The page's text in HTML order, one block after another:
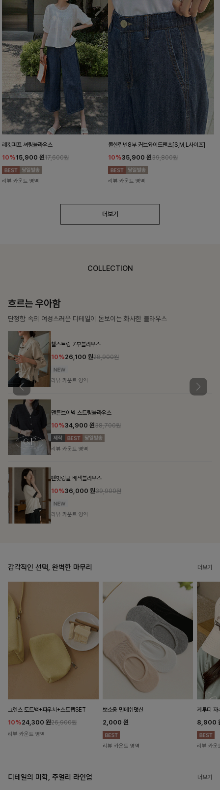
레킷퍼프 셔링블라우스
10%15,900 원17,600원
리뷰 카운트 영역
쿨한린넨8부 커브와이드팬츠[S,M,L사이즈]
10%35,900 원39,800원
리뷰 카운트 영역
더보기
COLLECTION
가벼운 계절감
탄탄한 소재와 깔끔한 핏, 매일 손이 가는 데일리 티셔츠
15,300
20,700
리뷰 카운트 영역
16,200 17,900원
감각적인 선택, 완벽한 마무리 더보기
그렌스 토트백+파우치+스트랩SET
10%24,300 원26,900원
리뷰 카운트 영역
뽀소옹 면메쉬덧신
2,000 원
리뷰 카운트 영역
케루디 자
8,900
리뷰 카운
디테일의 미학, 주얼리 라인업 더보기